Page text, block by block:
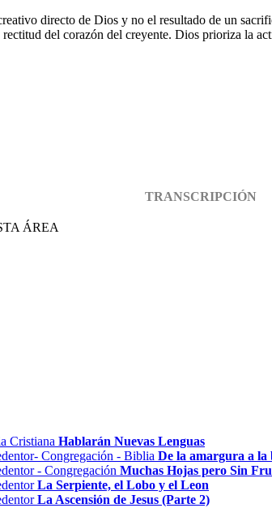
directo de Dios y no el resultado de un
del corazón del creyente. Dios prioriza la
TRANSCRIPCIÓN
ÁREA
Hablarán Nuevas Lenguas
De la amargura a la
Muchas Hojas pero Sin
La Serpiente, el Lobo y el Leon
La Ascensión de Jesus (Parte 2)